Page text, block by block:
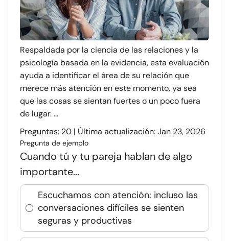
Respaldada por la ciencia de las relaciones y la
psicología basada en la evidencia, esta evaluación
ayuda a identificar el área de su relación que
merece más atención en este momento, ya sea
que las cosas se sientan fuertes o un poco fuera
de lugar. ...
Preguntas: 20 | Última actualización: Jan 23, 2026
Pregunta de ejemplo
Cuando tú y tu pareja hablan de algo
importante...
Escuchamos con atención: incluso las
conversaciones difíciles se sienten
seguras y productivas